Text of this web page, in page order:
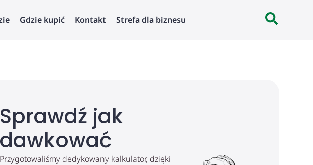
Gdzie kupić Kontakt Strefa dla biznesu
Sprawdź jak
dawkować
Przygotowaliśmy dedykowany kalkulator, dzięki